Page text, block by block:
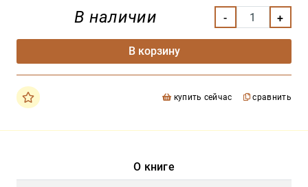
В наличии
В корзину
купить сейчас сравнить
О книге